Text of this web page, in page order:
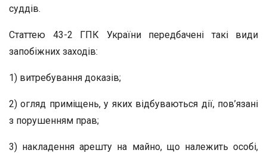
суддів.
Статтею 43-2 ГПК України передбачені такі види
запобіжних заходів:
1) витребування доказів;
2) огляд приміщень, у яких відбуваються дії, пов’язані
з порушенням прав;
3) накладення арешту на майно, що належить особі,